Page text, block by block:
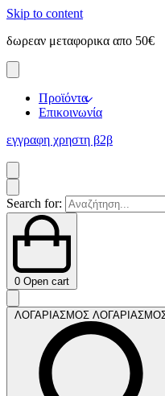
Skip to content
δωρεαν μεταφορικα απο 50€
Προϊόντα
Επικοινωνία
εγγραφη χρηστη β2β
Search for:
0 Open cart
ΛΟΓΑΡΙΑΣΜΟΣ